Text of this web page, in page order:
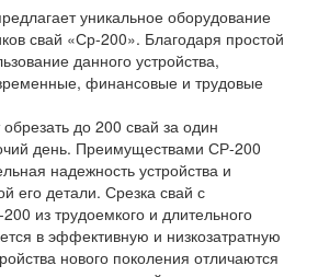
уникальное оборудование
свай «Ср-200». Благодаря простой
данного устройства,
финансовые и трудовые
до 200 свай за один
день. Преимуществами СР-200
надежность устройства и
его детали. Срезка свай с
из трудоемкого и длительного
в эффективную и низкозатратную
нового поколения отличаются